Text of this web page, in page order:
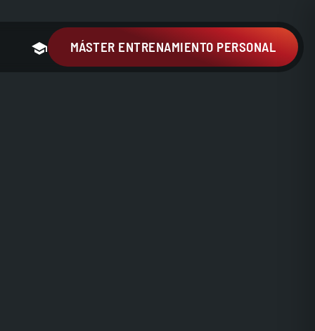
MÁSTER ENTRENAMIENTO PERSONAL